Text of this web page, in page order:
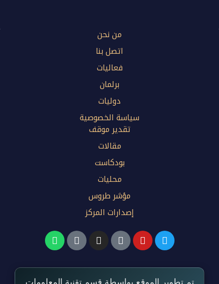
من نحن
اتصل بنا
فعاليات
برلمان
دوليات
سياسة الخصوصية
تقدير موقف
مقالات
بودكاست
محليات
مؤشر طروس
إصدارات المركز
تم تطوير الموقع بواسطة قسم تقنية المعلومات